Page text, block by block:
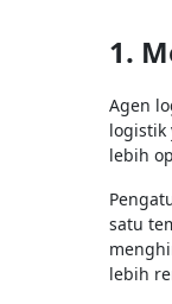
1.
Agen
logistik
lebih
satu
lebih